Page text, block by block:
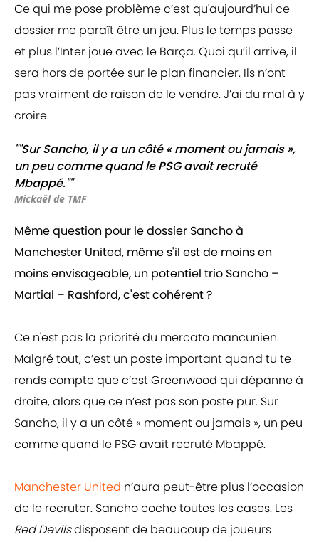
Ce qui me pose problème c’est qu'aujourd’hui ce
dossier me paraît être un jeu. Plus le temps passe
et plus l’Inter joue avec le Barça. Quoi qu’il arrive, il
sera hors de portée sur le plan financier. Ils n’ont
pas vraiment de raison de le vendre. J’ai du mal à y
croire.
""Sur Sancho, il y a un côté « moment ou jamais »,
un peu comme quand le PSG avait recruté
Mbappé.""
Mickaël de TMF
Même question pour le dossier Sancho à
Manchester United, même s'il est de moins en
moins envisageable, un potentiel trio Sancho –
Martial – Rashford, c'est cohérent ?
Ce n'est pas la priorité du mercato mancunien.
Malgré tout, c’est un poste important quand tu te
rends compte que c’est Greenwood qui dépanne à
droite, alors que ce n’est pas son poste pur. Sur
Sancho, il y a un côté « moment ou jamais », un peu
comme quand le PSG avait recruté Mbappé.
Manchester United n’aura peut-être plus l’occasion
de le recruter. Sancho coche toutes les cases. Les
Red Devilsdisposent de beaucoup de joueurs